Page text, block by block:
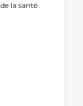
la santé